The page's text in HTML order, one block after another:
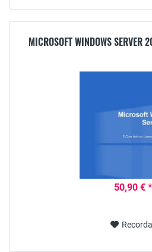
MICROSOFT WINDOWS SERVER
50,90 € *